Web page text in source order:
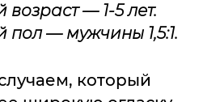
— 1-5 лет.
— мужчины 1,5:1.
который